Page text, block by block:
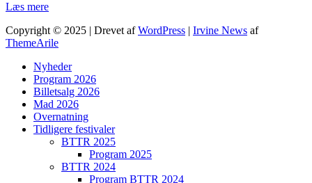
Læs mere
Copyright © 2025 | Drevet afWordPress | Irvine News af
ThemeArile
Nyheder
Program 2026
Billetsalg 2026
Mad 2026
Overnatning
Tidligere festivaler
BTTR 2025
Program 2025
BTTR 2024
Program BTTR 2024